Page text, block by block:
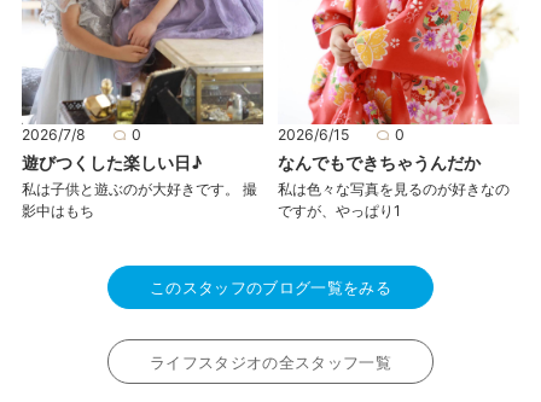
2026/7/8 0
遊びつくした楽しい日♪
私は子供と遊ぶのが大好きです。 撮
影中はもち
2026/6/15 0
なんでもできちゃうんだか
私は色々な写真を見るのが好きなの
ですが、やっぱり1
このスタッフのブログ一覧をみる
ライフスタジオの全スタッフ一覧